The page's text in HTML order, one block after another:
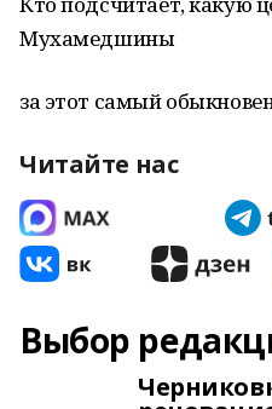
Мухамедшины
за этот самый
Читайте нас
Выбор